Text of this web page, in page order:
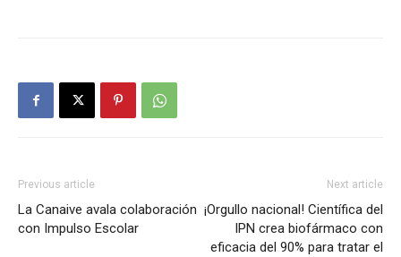
Previous article
La Canaive avala colaboración
con Impulso Escolar
Next article
¡Orgullo nacional! Científica del
IPN crea biofármaco con
eficacia del 90% para tratar el